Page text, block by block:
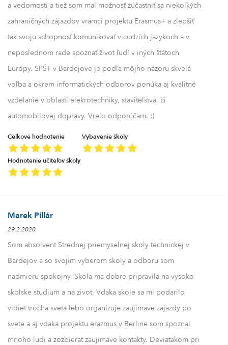
a vedomosti a tiež som mal možnosť zúčastniť sa niekoľkých
zahraničných zájazdov vrámci projektu Erasmus+ a zlepšiť
tak svoju schopnosť komunikovať v cudzích jazykoch a v
neposlednom rade spoznať život ľudí v iných štátoch
Európy. SPŠT v Bardejove je podľa môjho názoru skvelá
voľba a okrem informatických odborov ponúka aj kvalitné
vzdelanie v oblasti elekrotechniky, staviteľstva, či
automobilovej dopravy. Vrelo odporúčam. :)
Celkové hodnotenie Vybavenie školy
Hodnotenie učiteľov školy
Marek Pillár
29.2.2020
Som absolvent Strednej priemyselnej skoly technickej v
Bardejov a so svojim vyberom skoly a odboru som
nadmieru spokojny. Skola ma dobre pripravila na vysoko
skolske studium a na zivot. Vdaka skole sa mi podarilo
vidiet trocha sveta lebo organizuje zaujimave zajazdy po
svete a aj vdaka projektu erazmus v Berline som spoznal
mnoho ludi a zozbierat zaujimave kontakty. Deviatakom pri